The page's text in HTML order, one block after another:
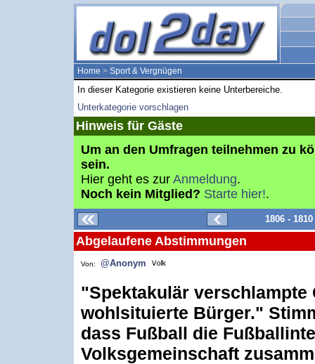
Home > Sport & Vergnügen
In dieser Kategorie existieren keine Unterbereiche.
Unterkategorie vorschlagen
Hinweis für Gäste
Um an den Umfragen teilnehmen zu
sein.
Hier geht es zur Anmeldung.
Noch kein Mitglied? Starte hier!.
1806 -
Abgelaufene Abstimmungen
Von: @Anonym
"Spektakulär verschlampte
wohlsituierte Bürger."
dass Fußball die
Volksgemeinschaft